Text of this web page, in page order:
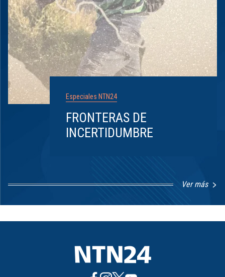
Especiales NTN24
FRONTERAS DE
INCERTIDUMBRE
Ver más
1
8